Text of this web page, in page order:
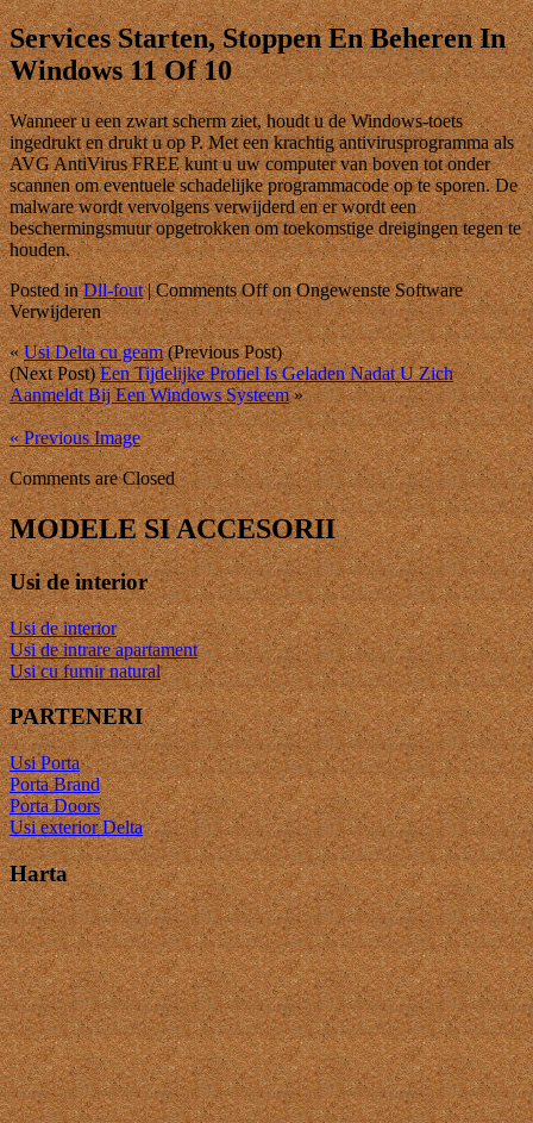
Services Starten, Stoppen En Beheren In
Windows 11 Of 10
Wanneer u een zwart scherm ziet, houdt u de Windows-toets
ingedrukt en drukt u op P. Met een krachtig antivirusprogramma als
AVG AntiVirus FREE kunt u uw computer van boven tot onder
scannen om eventuele schadelijke programmacode op te sporen. De
malware wordt vervolgens verwijderd en er wordt een
beschermingsmuur opgetrokken om toekomstige dreigingen tegen te
houden.
Posted inDll-fout|Comments Offon Ongewenste Software
Verwijderen
«Usi Delta cu geam(Previous Post)
(Next Post)Een Tijdelijke Profiel Is Geladen Nadat U Zich
Aanmeldt Bij Een Windows Systeem»
« Previous Image
Comments are Closed
MODELE SI ACCESORII
Usi de interior
Usi de interior
Usi de intrare apartament
Usi cu furnir natural
PARTENERI
Usi Porta
Porta Brand
Porta Doors
Usi exterior Delta
Harta